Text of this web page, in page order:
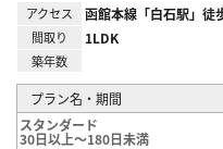
アクセス 函館本線「白石駅」徒
間取り 1LDK
築年数
プラン名・期間
スタンダード
30日以上～180日未満